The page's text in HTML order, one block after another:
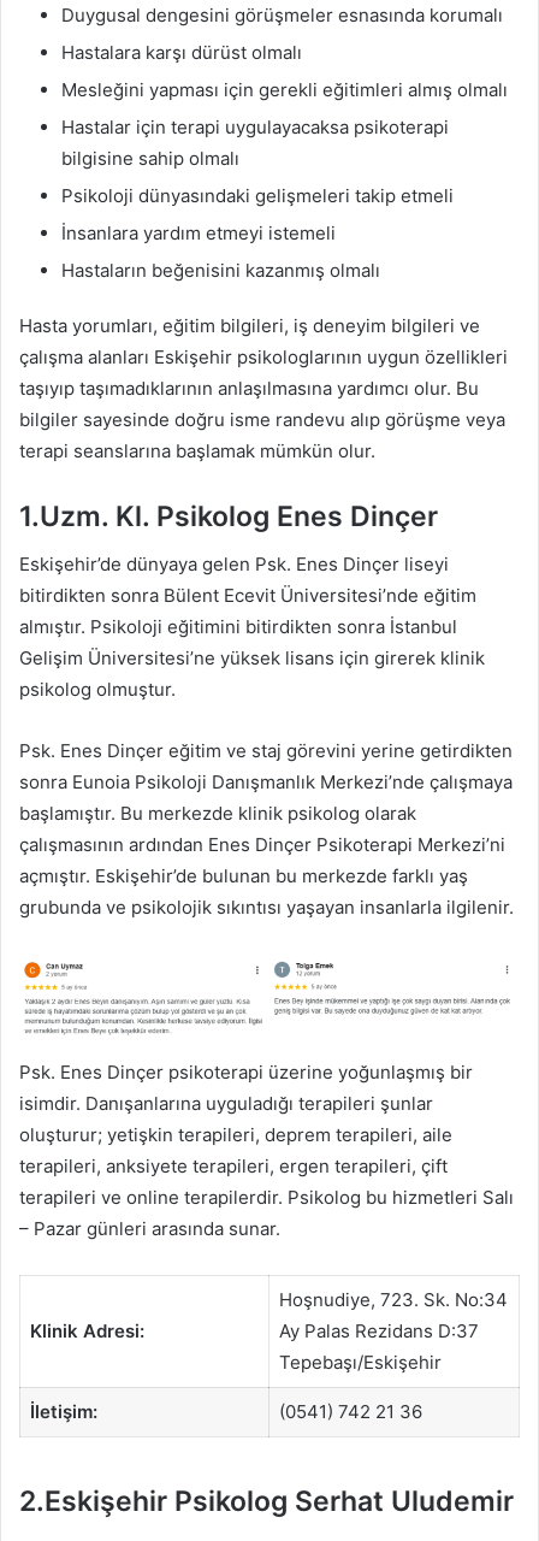
Duygusal dengesini görüşmeler esnasında korumalı
Hastalara karşı dürüst olmalı
Mesleğini yapması için gerekli eğitimleri almış olmalı
Hastalar için terapi uygulayacaksa psikoterapi
bilgisine sahip olmalı
Psikoloji dünyasındaki gelişmeleri takip etmeli
İnsanlara yardım etmeyi istemeli
Hastaların beğenisini kazanmış olmalı
Hasta yorumları, eğitim bilgileri, iş deneyim bilgileri ve
çalışma alanları Eskişehir psikologlarının uygun özellikleri
taşıyıp taşımadıklarının anlaşılmasına yardımcı olur. Bu
bilgiler sayesinde doğru isme randevu alıp görüşme veya
terapi seanslarına başlamak mümkün olur.
1.Uzm. Kl. Psikolog Enes Dinçer
Eskişehir’de dünyaya gelen Psk. Enes Dinçer liseyi
bitirdikten sonra Bülent Ecevit Üniversitesi’nde eğitim
almıştır. Psikoloji eğitimini bitirdikten sonra İstanbul
Gelişim Üniversitesi’ne yüksek lisans için girerek klinik
psikolog olmuştur.
Psk. Enes Dinçer eğitim ve staj görevini yerine getirdikten
sonra Eunoia Psikoloji Danışmanlık Merkezi’nde çalışmaya
başlamıştır. Bu merkezde klinik psikolog olarak
çalışmasının ardından Enes Dinçer Psikoterapi Merkezi’ni
açmıştır. Eskişehir’de bulunan bu merkezde farklı yaş
grubunda ve psikolojik sıkıntısı yaşayan insanlarla ilgilenir.
Psk. Enes Dinçer psikoterapi üzerine yoğunlaşmış bir
isimdir. Danışanlarına uyguladığı terapileri şunlar
oluşturur; yetişkin terapileri, deprem terapileri, aile
terapileri, anksiyete terapileri, ergen terapileri, çift
terapileri ve online terapilerdir. Psikolog bu hizmetleri Salı
– Pazar günleri arasında sunar.
Klinik Adresi:
Hoşnudiye, 723. Sk. No:34
Ay Palas Rezidans D:37
Tepebaşı/Eskişehir
İletişim: (0541) 742 21 36
2.Eskişehir Psikolog Serhat Uludemir